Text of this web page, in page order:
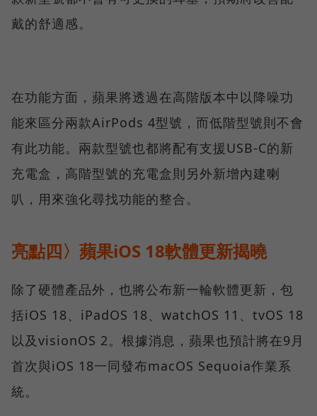
戴的舒適感。
在功能方面，蘋果將透過在高階版本中以降噪功
能來區分兩款AirPods 4型號，而低階型號則不會
有此功能。兩款型號也都將配有支援USB-C的新
充電盒，高階型號的充電盒則另外新增內建喇
叭，用來強化尋找功能的整合。
亮點四〉蘋果iOS 18軟體更新揭曉
除了硬體產品外，也將公布新一輪軟體更新，包
括iOS 18、iPadOS 18、watchOS 11、tvOS 18
以及visionOS 2。根據消息，蘋果也預計將在9月
首次與iOS 18一同發布macOS Sequoia作業系
統。